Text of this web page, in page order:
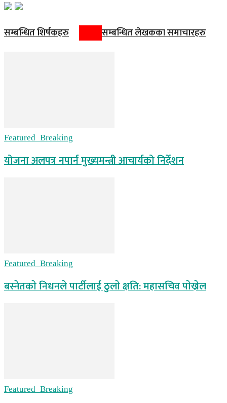
सम्बन्धित शिर्षकहरु सम्बन्धित लेखकका समाचारहरु
Featured_Breaking
योजना अलपत्र नपार्न मुख्यमन्त्री आचार्यको निर्देशन
Featured_Breaking
बस्नेतकाे निधनले पार्टीलाई ठुलाे क्षति: महासचिव पाेख्रेल
Featured_Breaking